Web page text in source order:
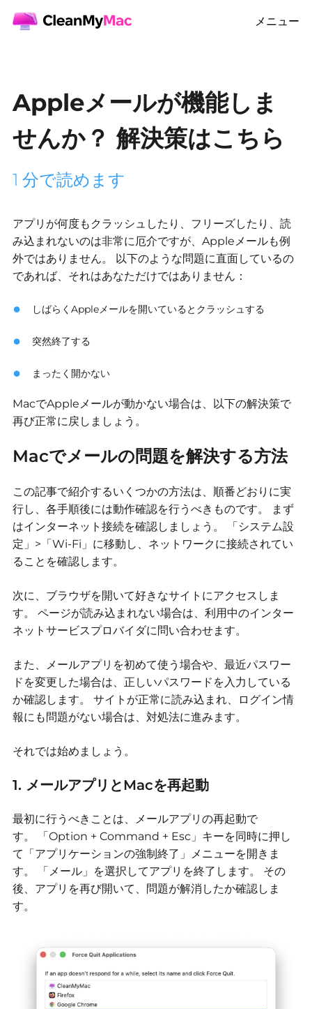
メニュー
Appleメールが機能しま
せんか？ 解決策はこちら
1 分で読めます
アプリが何度もクラッシュしたり、フリーズしたり、読
み込まれないのは非常に厄介ですが、Appleメールも例
外ではありません。
以下のような問題に直面しているの
であれば、それはあなただけではありません：
しばらくAppleメールを開いているとクラッシュする
突然終了する
まったく開かない
MacでAppleメールが動かない場合は、以下の解決策で
再び正常に戻しましょう。
Macでメールの問題を解決する方法
この記事で紹介するいくつかの方法は、順番どおりに実
行し、各手順後には動作確認を行うべきものです。
まず
はインターネット接続を確認しましょう。
「システム設
定」>「Wi-Fi」に移動し、ネットワークに接続されてい
ることを確認します。
次に、ブラウザを開いて好きなサイトにアクセスしま
す。
ページが読み込まれない場合は、利用中のインター
ネットサービスプロバイダに問い合わせます。
また、メールアプリを初めて使う場合や、最近パスワー
ドを変更した場合は、正しいパスワードを入力している
か確認します。
サイトが正常に読み込まれ、ログイン情
報にも問題がない場合は、対処法に進みます。
それでは始めましょう。
1. メールアプリとMacを再起動
最初に行うべきことは、メールアプリの再起動で
す。
「Option + Command + Esc」キーを同時に押し
て「アプリケーションの強制終了」メニューを開きま
す。
「メール」を選択してアプリを終了します。
その
後、アプリを再び開いて、問題が解消したか確認しま
す。